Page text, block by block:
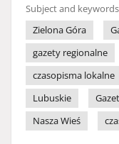
Subject and
Zielona Góra
gazety regionalne
czasopisma lokalne
Lubuskie
Nasza Wieś